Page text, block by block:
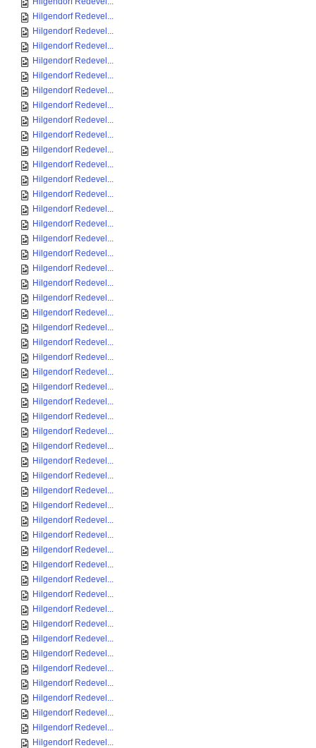
Hilgendorf Redevel...
Hilgendorf Redevel...
Hilgendorf Redevel...
Hilgendorf Redevel...
Hilgendorf Redevel...
Hilgendorf Redevel...
Hilgendorf Redevel...
Hilgendorf Redevel...
Hilgendorf Redevel...
Hilgendorf Redevel...
Hilgendorf Redevel...
Hilgendorf Redevel...
Hilgendorf Redevel...
Hilgendorf Redevel...
Hilgendorf Redevel...
Hilgendorf Redevel...
Hilgendorf Redevel...
Hilgendorf Redevel...
Hilgendorf Redevel...
Hilgendorf Redevel...
Hilgendorf Redevel...
Hilgendorf Redevel...
Hilgendorf Redevel...
Hilgendorf Redevel...
Hilgendorf Redevel...
Hilgendorf Redevel...
Hilgendorf Redevel...
Hilgendorf Redevel...
Hilgendorf Redevel...
Hilgendorf Redevel...
Hilgendorf Redevel...
Hilgendorf Redevel...
Hilgendorf Redevel...
Hilgendorf Redevel...
Hilgendorf Redevel...
Hilgendorf Redevel...
Hilgendorf Redevel...
Hilgendorf Redevel...
Hilgendorf Redevel...
Hilgendorf Redevel...
Hilgendorf Redevel...
Hilgendorf Redevel...
Hilgendorf Redevel...
Hilgendorf Redevel...
Hilgendorf Redevel...
Hilgendorf Redevel...
Hilgendorf Redevel...
Hilgendorf Redevel...
Hilgendorf Redevel...
Hilgendorf Redevel...